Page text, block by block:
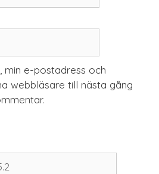
min e-postadress och
webbläsare till nästa gång